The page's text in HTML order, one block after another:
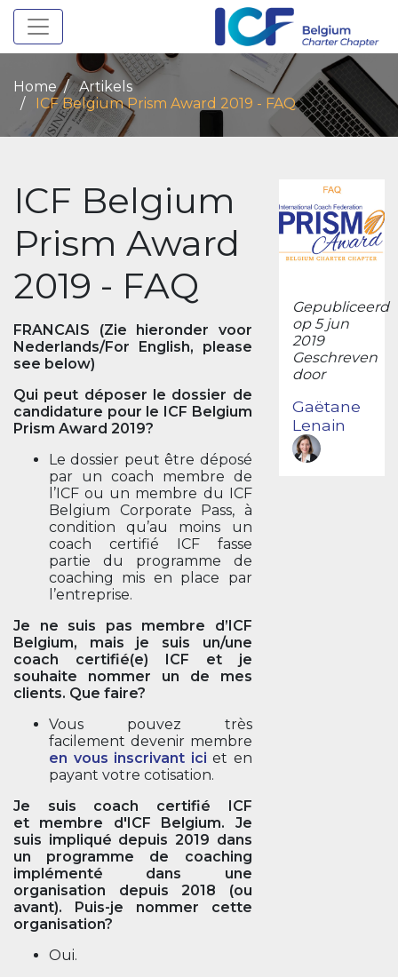
Toggle navigation
Home
Artikels
ICF Belgium Prism Award 2019 - FAQ
ICF Belgium
Prism Award
2019 - FAQ
FRANCAIS (Zie hieronder voor
Nederlands/For English, please
see below)
Qui peut déposer le dossier de
candidature pour le ICF Belgium
Prism Award 2019?
Le dossier peut être déposé
par un coach membre de
l’ICF ou un membre du ICF
Belgium Corporate Pass, à
condition qu’au moins un
coach certifié ICF fasse
partie du programme de
coaching mis en place par
l’entreprise.
Je ne suis pas membre d’ICF
Belgium, mais je suis un/une
coach certifié(e) ICF et je
souhaite nommer un de mes
clients. Que faire?
Vous pouvez très
facilement devenir membre
en vous inscrivant ici et en
payant votre cotisation.
Je suis coach certifié ICF
et membre d'ICF Belgium. Je
suis impliqué depuis 2019 dans
un programme de coaching
implémenté dans une
organisation depuis 2018 (ou
avant). Puis-je nommer cette
organisation?
Oui.
Gepubliceerd
op 5 jun
2019
Geschreven
door
Gaëtane
Lenain